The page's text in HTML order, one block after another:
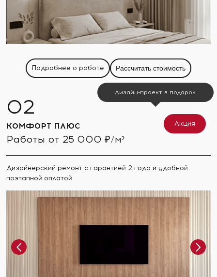
Подробнее о работе Рассчитать стоимость
КОМФОРТ ПЛЮС
Работы от 25 000 ₽/м²
Дизайнерский ремонт с гарантией 2 года и удобной
поэтапной оплатой
Акция
Дизайн-проект в подарок